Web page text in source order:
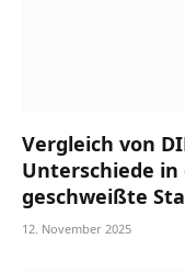
Vergleich von
Unterschiede
geschweißte
12. November 2025